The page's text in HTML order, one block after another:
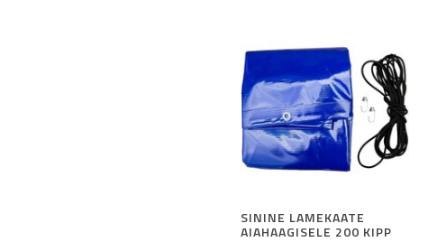
SININE LAMEKAATE
AIAHAAGISELE 200 KIPP